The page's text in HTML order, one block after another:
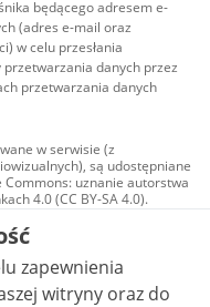
będącego adresem e-
(adres e-mail oraz
w celu przesłania
przetwarzania danych przez
przetwarzania danych
w serwisie (z
są udostępniane
uznanie autorstwa
4.0 (CC BY-SA 4.0).
w tym zdjęcia, materiały
na licencji typu
autorstwa użycie
zależnych 4.0 (CC BY-
to stwierdzone inaczej.
zapewnienia
witryny oraz do